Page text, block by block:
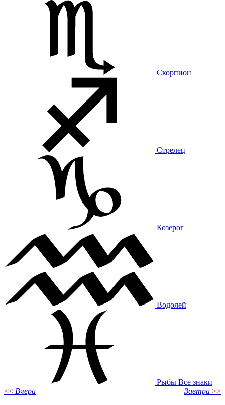
Скорпион
Стрелец
Козерог
Водолей
Рыбы Все знаки
<< Вчера Завтра >>